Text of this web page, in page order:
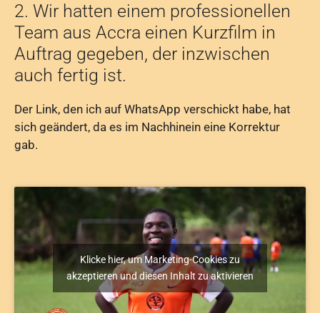
2. Wir hatten einem professionellen
Team aus Accra einen Kurzfilm in
Auftrag gegeben, der inzwischen
auch fertig ist.
Der Link, den ich auf WhatsApp verschickt habe, hat
sich geändert, da es im Nachhinein eine Korrektur
gab.
Klicke hier, um Marketing-Cookies zu
akzeptieren und diesen Inhalt zu aktivieren